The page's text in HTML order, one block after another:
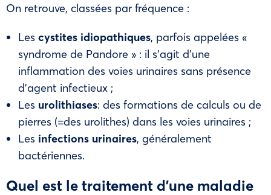
On retrouve, classées par fréquence :
Les cystites idiopathiques, parfois appelées «
syndrome de Pandore » : il s’agit d’une
inflammation des voies urinaires sans présence
d’agent infectieux ;
Les urolithiases: des formations de calculs ou de
pierres (=des urolithes) dans les voies urinaires ;
Lesinfections urinaires, généralement
bactériennes.
Quel est le traitement d’une maladie